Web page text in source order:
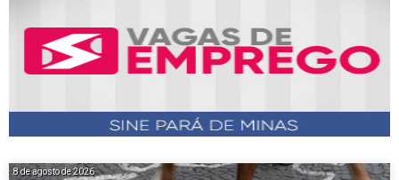
8 de agosto de 2026